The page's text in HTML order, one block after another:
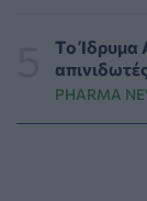
Νέα μελέτη: Η
γενική υγεία
απομόνωση
Tο
PHARMA